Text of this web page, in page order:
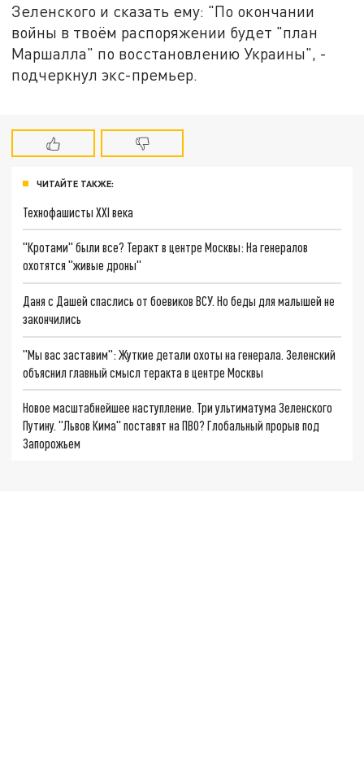
Зеленского и сказать ему: "По окончании
войны в твоём распоряжении будет "план
Маршалла" по восстановлению Украины", -
подчеркнул экс-премьер.
ЧИТАЙТЕ ТАКЖЕ:
Технофашисты XXI века
"Кротами" были все? Теракт в центре Москвы: На генералов
охотятся "живые дроны"
Даня с Дашей спаслись от боевиков ВСУ. Но беды для малышей не
закончились
"Мы вас заставим": Жуткие детали охоты на генерала. Зеленский
объяснил главный смысл теракта в центре Москвы
Новое масштабнейшее наступление. Три ультиматума Зеленского
Путину. "Львов Кима" поставят на ПВО? Глобальный прорыв под
Запорожьем